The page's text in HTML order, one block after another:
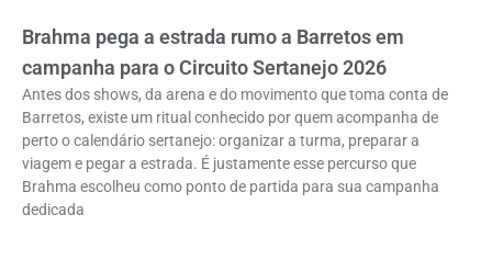
Brahma pega a estrada rumo a Barretos em
campanha para o Circuito Sertanejo 2026
Antes dos shows, da arena e do movimento que toma conta de
Barretos, existe um ritual conhecido por quem acompanha de
perto o calendário sertanejo: organizar a turma, preparar a
viagem e pegar a estrada. É justamente esse percurso que
Brahma escolheu como ponto de partida para sua campanha
dedicada